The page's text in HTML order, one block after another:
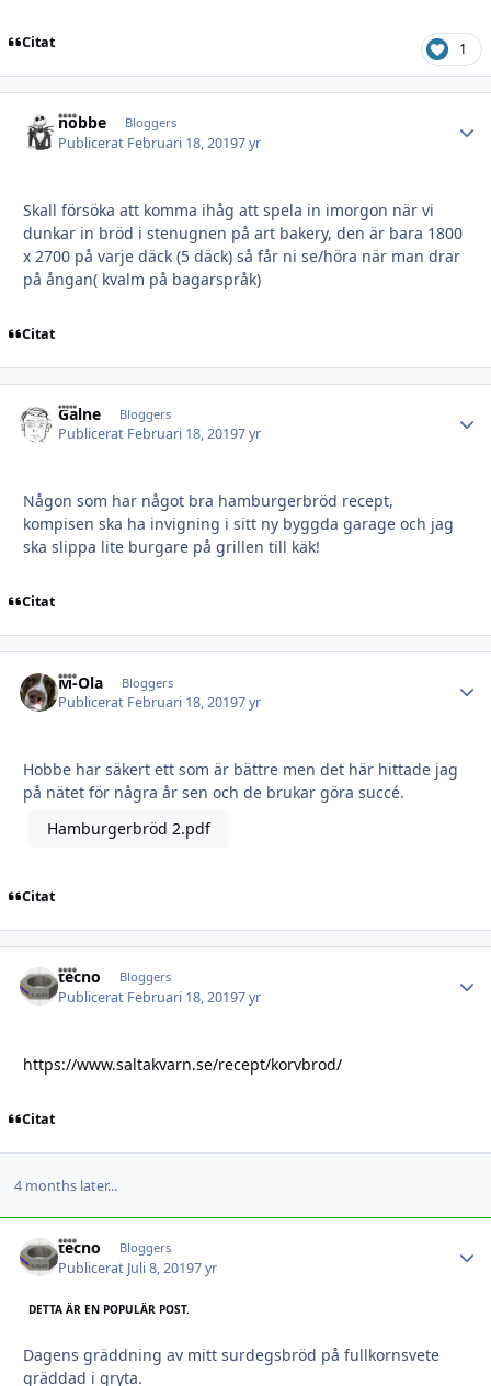
Citat 1
hobbe Bloggers
Publicerat Februari 18, 20197 yr
Skall försöka att komma ihåg att spela in imorgon när vi
dunkar in bröd i stenugnen på art bakery, den är bara 1800
x 2700 på varje däck (5 däck) så får ni se/höra när man drar
på ångan( kvalm på bagarspråk)
Citat
Galne Bloggers
Publicerat Februari 18, 20197 yr
Någon som har något bra hamburgerbröd recept,
kompisen ska ha invigning i sitt ny byggda garage och jag
ska slippa lite burgare på grillen till käk!
Citat
M-Ola Bloggers
Publicerat Februari 18, 20197 yr
Hobbe har säkert ett som är bättre men det här hittade jag
på nätet för några år sen och de brukar göra succé.
Hamburgerbröd 2.pdf
Citat
tecno Bloggers
Publicerat Februari 18, 20197 yr
https://www.saltakvarn.se/recept/korvbrod/
Citat
4 months later...
tecno Bloggers
Publicerat Juli 8, 20197 yr
DETTA ÄR EN POPULÄR POST.
Dagens gräddning av mitt surdegsbröd på fullkornsvete
gräddad i gryta.